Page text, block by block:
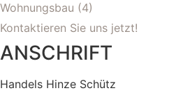
Wohnungsbau (4)
Kontaktieren Sie uns jetzt!
ANSCHRIFT
Handels Hinze Schütz